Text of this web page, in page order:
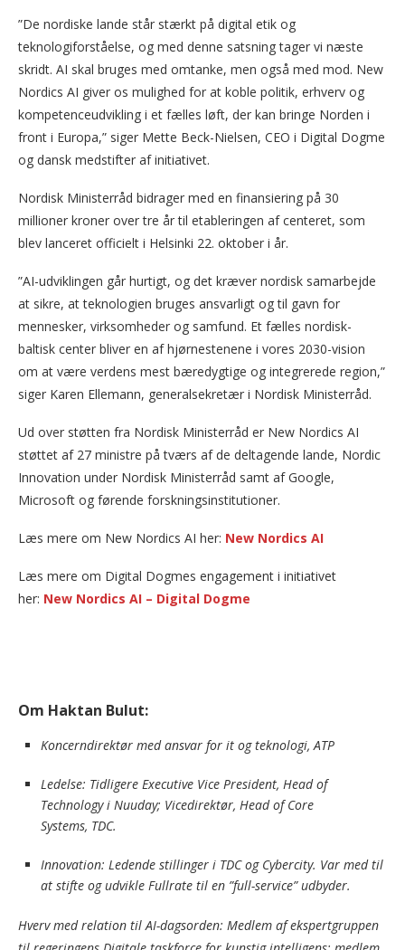
”De nordiske lande står stærkt på digital etik og
teknologiforståelse, og med denne satsning tager vi næste
skridt. AI skal bruges med omtanke, men også med mod. New
Nordics AI giver os mulighed for at koble politik, erhverv og
kompetenceudvikling i et fælles løft, der kan bringe Norden i
front i Europa,” siger Mette Beck-Nielsen, CEO i Digital Dogme
og dansk medstifter af initiativet.
Nordisk Ministerråd bidrager med en finansiering på 30
millioner kroner over tre år til etableringen af centeret, som
blev lanceret officielt i Helsinki 22. oktober i år.
”AI-udviklingen går hurtigt, og det kræver nordisk samarbejde
at sikre, at teknologien bruges ansvarligt og til gavn for
mennesker, virksomheder og samfund. Et fælles nordisk-
baltisk center bliver en af hjørnestenene i vores 2030-vision
om at være verdens mest bæredygtige og integrerede region,”
siger Karen Ellemann, generalsekretær i Nordisk Ministerråd.
Ud over støtten fra Nordisk Ministerråd er New Nordics AI
støttet af 27 ministre på tværs af de deltagende lande, Nordic
Innovation under Nordisk Ministerråd samt af Google,
Microsoft og førende forskningsinstitutioner.
Læs mere om New Nordics AI her: New Nordics AI
Læs mere om Digital Dogmes engagement i initiativet
her: New Nordics AI – Digital Dogme
Om Haktan Bulut:
Koncerndirektør med ansvar for it og teknologi, ATP
Ledelse: Tidligere Executive Vice President, Head of
Technology i Nuuday; Vicedirektør, Head of Core
Systems, TDC.
Innovation: Ledende stillinger i TDC og Cybercity. Var med til
at stifte og udvikle Fullrate til en ”full-service” udbyder.
Hverv med relation til AI-dagsorden: Medlem af ekspertgruppen